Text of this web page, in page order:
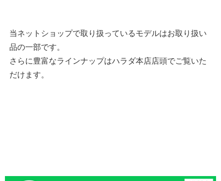
当ネットショップで取り扱っているモデルはお取り扱い
品の一部です。
さらに豊富なラインナップはハラダ本店店頭でご覧いた
だけます。